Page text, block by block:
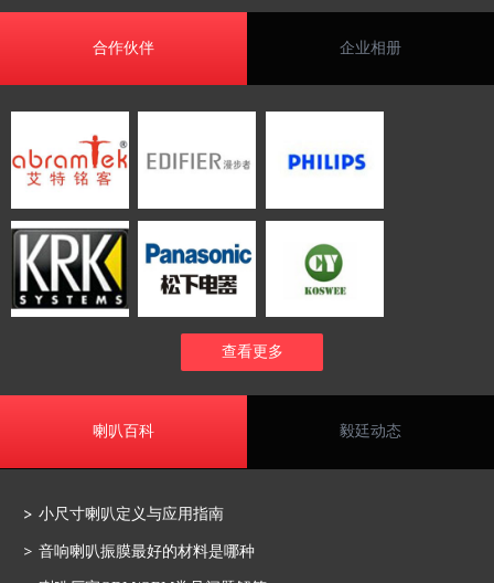
合作伙伴 企业相册
查看更多
喇叭百科 毅廷动态
小尺寸喇叭定义与应用指南
音响喇叭振膜最好的材料是哪种